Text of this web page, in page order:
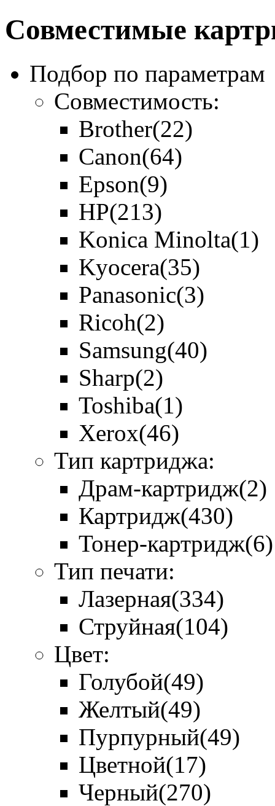
Совместимые
Подбор по параметрам
Совместимость:
Brother(22)
Canon(64)
Epson(9)
HP(213)
Konica Minolta(1)
Kyocera(35)
Panasonic(3)
Ricoh(2)
Samsung(40)
Sharp(2)
Toshiba(1)
Xerox(46)
Тип картриджа:
Драм-картридж(2)
Картридж(430)
Тонер-картридж(6)
Тип печати:
Лазерная(334)
Струйная(104)
Цвет:
Голубой(49)
Желтый(49)
Пурпурный(49)
Цветной(17)
Черный(270)